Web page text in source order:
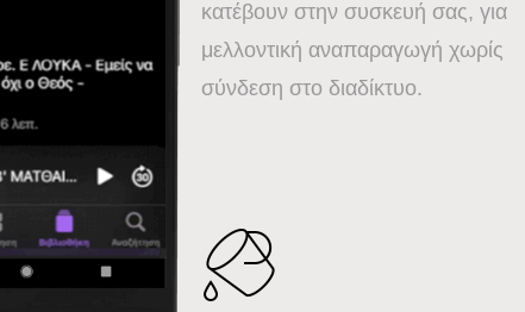
κατέβουν στην συσκευή σας, για
μελλοντική αναπαραγωγή χωρίς
σύνδεση στο διαδίκτυο.